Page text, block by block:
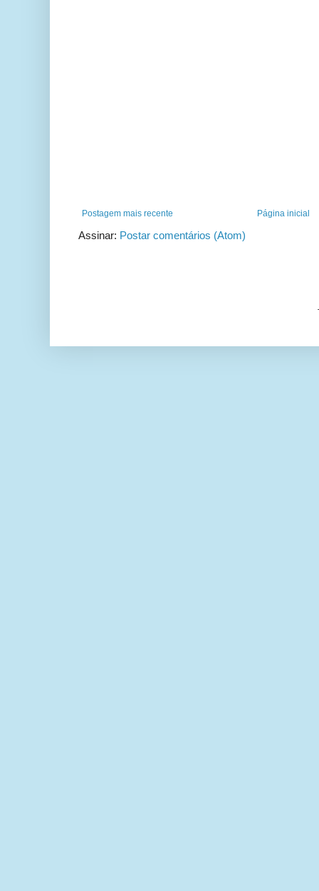
Postagem mais recente Página inicial
Assinar: Postar comentários (Atom)